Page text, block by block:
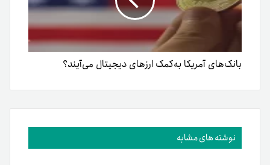
بانک‌‌های آمریکا به‌کمک ارزهای دیجیتال می‌آیند؟
نوشته های مشابه